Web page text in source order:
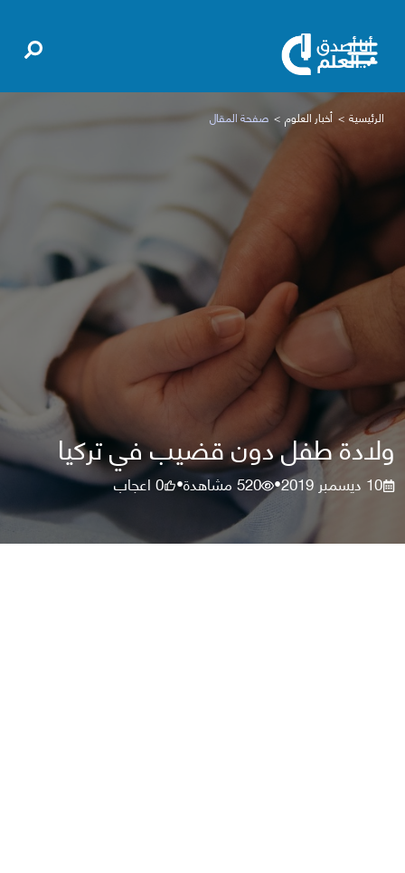
الرئيسية أخبار العلوم صفحة المقال
ولادة طفل دون قضيب في تركيا
10 ديسمبر 2019 •
520مشاهدة•
0اعجاب